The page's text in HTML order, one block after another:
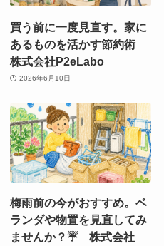
買う前に一度見直す。家に
あるものを活かす節約術
株式会社P2eLabo
2026年6月10日
梅雨前の今がおすすめ。ベ
ランダや物置を見直してみ
ませんか？☔ 株式会社